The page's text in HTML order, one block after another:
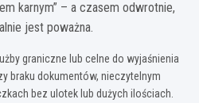
karnym” – a czasem odwrotnie,
jest poważna.
graniczne lub celne do wyjaśnienia
braku dokumentów, nieczytelnym
bez ulotek lub dużych ilościach.